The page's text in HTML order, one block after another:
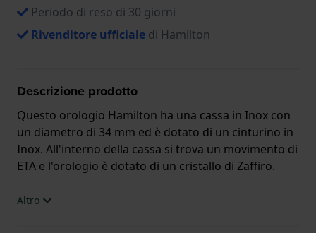
Periodo di reso di 30 giorni
Rivenditore ufficiale di Hamilton
Descrizione prodotto
Questo orologio Hamilton ha una cassa in Inox con
un diametro di 34 mm ed è dotato di un cinturino in
Inox. All'interno della cassa si trova un movimento di
ETA e l'orologio è dotato di un cristallo di Zaffiro.
L'orologio è impermeabile a 5ATM. Questo significa
Altro